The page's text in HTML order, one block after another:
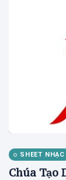
SHEET NHẠC
Chúa Tạo